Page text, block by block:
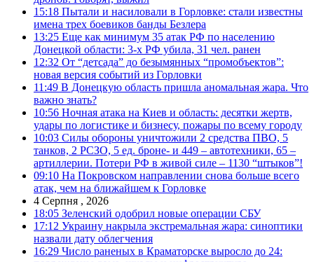
15:18 Пытали и насиловали в Горловке: стали известны
имена трех боевиков банды Безлера
13:25 Еще как минимум 35 атак РФ по населению
Донецкой области: 3-х РФ убила, 31 чел. ранен
12:32 От “детсада” до безымянных “промобъектов”:
новая версия событий из Горловки
11:49 В Донецкую область пришла аномальная жара. Что
важно знать?
10:56 Ночная атака на Киев и область: десятки жертв,
удары по логистике и бизнесу, пожары по всему городу
10:03 Силы обороны уничтожили 2 средства ПВО, 5
танков, 2 РСЗО, 5 ед. броне- и 449 – автотехники, 65 –
артиллерии. Потери РФ в живой силе – 1130 “штыков”!
09:10 На Покровском направлении снова больше всего
атак, чем на ближайшем к Горловке
4 Серпня , 2026
18:05 Зеленский одобрил новые операции СБУ
17:12 Украину накрыла экстремальная жара: синоптики
назвали дату облегчения
16:29 Число раненых в Краматорске выросло до 24: